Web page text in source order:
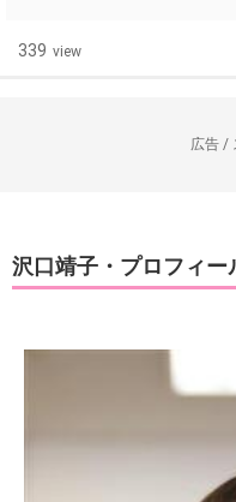
339 view
広告 /
沢口靖子・プロフィー